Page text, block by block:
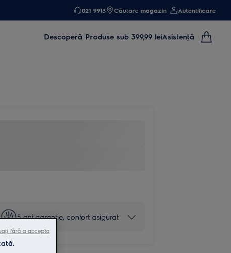
021 9913 Căutare magazin Autentificare
Descoperă Produse sub 399,99 leiAsistenţă
5 ani garanţie, confort asigurat
fără a accepta